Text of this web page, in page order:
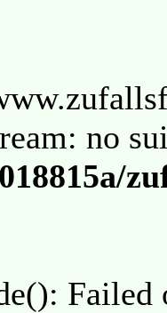
no
Failed